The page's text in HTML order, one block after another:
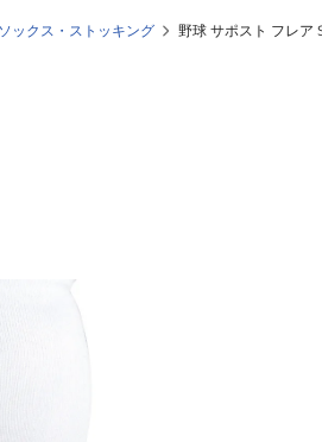
ソックス・ストッキング 野球 サポスト フレア